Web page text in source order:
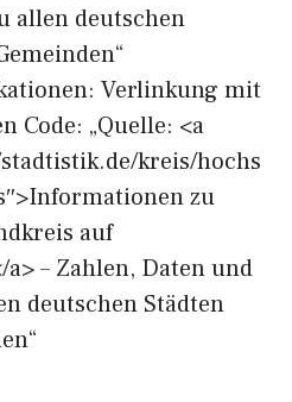
allen deutschen
Verlinkung mit
Code: „Quelle: <a
kreis/hochs
zu
auf
– Zahlen, Daten und
deutschen Städten